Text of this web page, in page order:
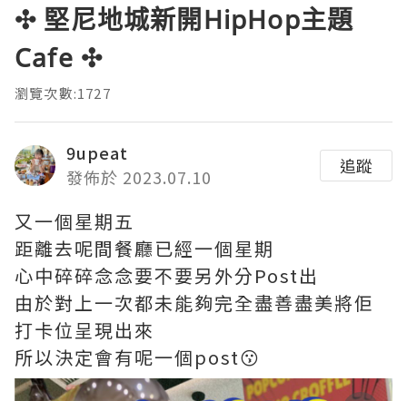
✣ 堅尼地城新開HipHop主題
Cafe ✣
瀏覽次數:1727
9upeat
發佈於 2023.07.10
追蹤
又一個星期五
距離去呢間餐廳已經一個星期
心中碎碎念念要不要另外分Post出
由於對上一次都未能夠完全盡善盡美將佢
打卡位呈現出來
所以決定會有呢一個post😗